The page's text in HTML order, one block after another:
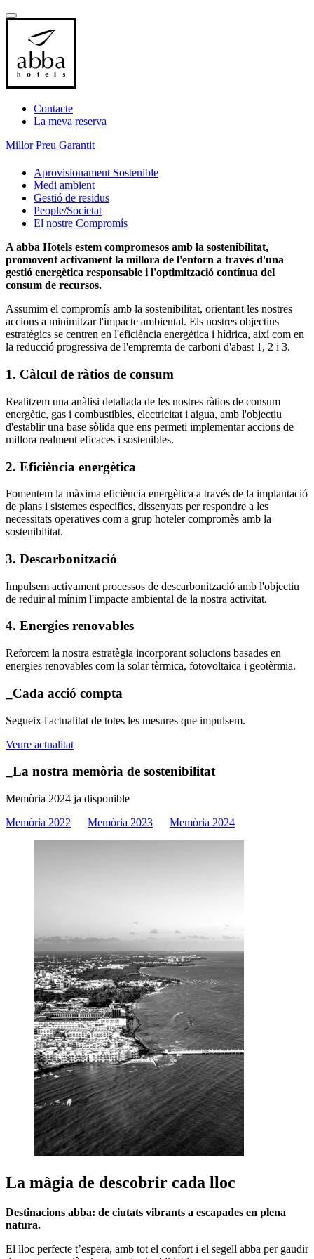
Contacte
La meva reserva
Millor Preu Garantit
Aprovisionament Sostenible
Medi ambient
Gestió de residus
People/Societat
El nostre Compromís
A abba Hotels estem compromesos amb la sostenibilitat,
promovent activament la millora de l'entorn a través d'una
gestió energètica responsable i l'optimització contínua del
consum de recursos.
Assumim el compromís amb la sostenibilitat, orientant les nostres
accions a minimitzar l'impacte ambiental. Els nostres objectius
estratègics se centren en l'eficiència energètica i hídrica, així com en
la reducció progressiva de l'empremta de carboni d'abast 1, 2 i 3.
1. Càlcul de ràtios de consum
Realitzem una anàlisi detallada de les nostres ràtios de consum
energètic, gas i combustibles, electricitat i aigua, amb l'objectiu
d'establir una base sòlida que ens permeti implementar accions de
millora realment eficaces i sostenibles.
2. Eficiència energètica
Fomentem la màxima eficiència energètica a través de la implantació
de plans i sistemes específics, dissenyats per respondre a les
necessitats operatives com a grup hoteler compromès amb la
sostenibilitat.
3. Descarbonització
Impulsem activament processos de descarbonització amb l'objectiu
de reduir al mínim l'impacte ambiental de la nostra activitat.
4. Energies renovables
Reforcem la nostra estratègia incorporant solucions basades en
energies renovables com la solar tèrmica, fotovoltaica i geotèrmia.
_Cada acció compta
Segueix l'actualitat de totes les mesures que impulsem.
Veure actualitat
_La nostra memòria de sostenibilitat
Memòria 2024 ja disponible
Memòria 2022
Memòria 2023 Memòria 2024
La màgia de descobrir cada lloc
Destinacions abba: de ciutats vibrants a escapades en plena
natura.
El lloc perfecte t’espera, amb tot el confort i el segell abba per gaudir